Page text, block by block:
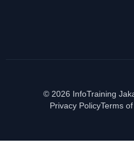
© 2026 InfoTraining
Privacy PolicyTerms